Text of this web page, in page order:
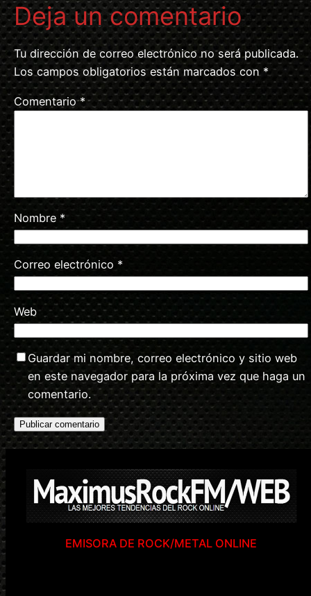
Deja un comentario
Tu dirección de correo electrónico no será publicada.
Los campos obligatorios están marcados con *
Comentario*
Nombre *
Correo electrónico *
Web
Guardar mi nombre, correo electrónico y sitio web
en este navegador para la próxima vez que haga un
comentario.
EMISORA DE ROCK/METAL ONLINE